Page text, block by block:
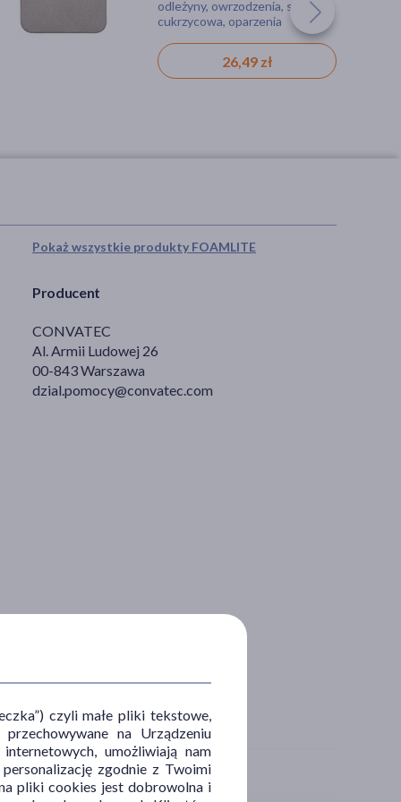
odleżyny, owrzodzenia, stopa
cukrzycowa, oparzenia
26,49 zł
akcesoria, materiały
opatrunkowe, wyrób medyczny,
5,19 zł
Pokaż wszystkie produkty FOAMLITE
Producent
CONVATEC
Al. Armii Ludowej 26
00-843 Warszawa
dzial.pomocy@convatec.com
czyli małe pliki tekstowe,
na Urządzeniu
umożliwiają nam
zgodnie z Twoimi
pliki cookies jest dobrowolna i